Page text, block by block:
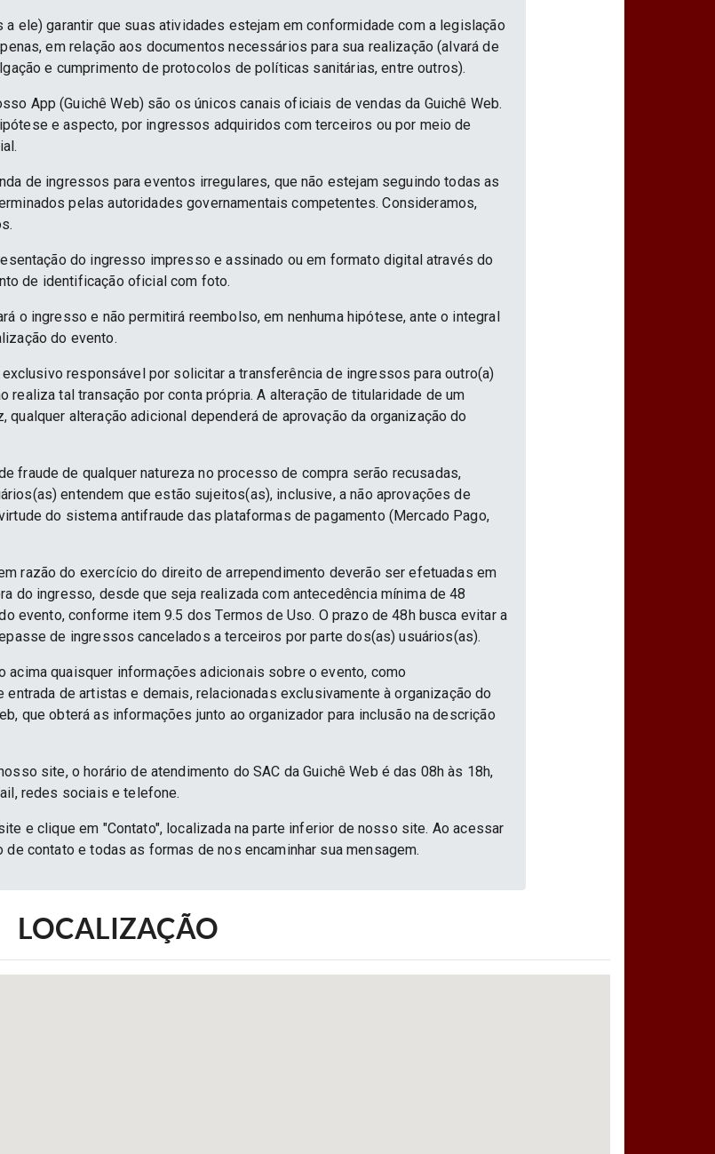
a ele) garantir que suas atividades estejam em conformidade com a legislação
em relação aos documentos necessários para sua realização (alvará de
e cumprimento de protocolos de políticas sanitárias, entre outros).
App (Guichê Web) são os únicos canais oficiais de vendas da Guichê Web.
e aspecto, por ingressos adquiridos com terceiros ou por meio de
de ingressos para eventos irregulares, que não estejam seguindo todas as
pelas autoridades governamentais competentes. Consideramos,
do ingresso impresso e assinado ou em formato digital através do
de identificação oficial com foto.
o ingresso e não permitirá reembolso, em nenhuma hipótese, ante o integral
do evento.
responsável por solicitar a transferência de ingressos para outro(a)
realiza tal transação por conta própria. A alteração de titularidade de um
alteração adicional dependerá de aprovação da organização do
fraude de qualquer natureza no processo de compra serão recusadas,
entendem que estão sujeitos(as), inclusive, a não aprovações de
do sistema antifraude das plataformas de pagamento (Mercado Pago,
razão do exercício do direito de arrependimento deverão ser efetuadas em
do ingresso, desde que seja realizada com antecedência mínima de 48
evento, conforme item 9.5 dos Termos de Uso. O prazo de 48h busca evitar a
de ingressos cancelados a terceiros por parte dos(as) usuários(as).
acima quaisquer informações adicionais sobre o evento, como
entrada de artistas e demais, relacionadas exclusivamente à organização do
que obterá as informações junto ao organizador para inclusão na descrição
site, o horário de atendimento do SAC da Guichê Web é das 08h às 18h,
redes sociais e telefone.
e clique em "Contato", localizada na parte inferior de nosso site. Ao acessar
contato e todas as formas de nos encaminhar sua mensagem.
LOCALIZAÇÃO